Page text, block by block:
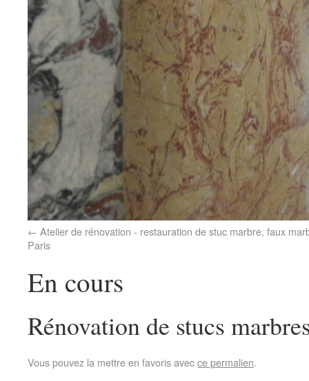
Atelier de rénovation - restauration de stuc marbre, faux
Paris
En cours
Rénovation de stucs
Vous pouvez la mettre en favoris avecce permalien.